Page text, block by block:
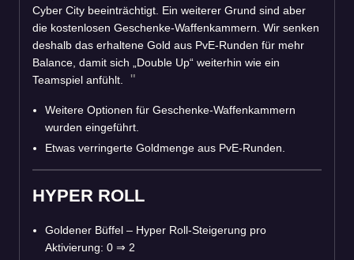
Cyber City beeinträchtigt. Ein weiterer Grund sind aber
die kostenlosen Geschenke-Waffenkammern. Wir senken
deshalb das erhaltene Gold aus PvE-Runden für mehr
Balance, damit sich „Double Up“ weiterhin wie ein
Teamspiel anfühlt.
Weitere Optionen für Geschenke-Waffenkammern
wurden eingeführt.
Etwas verringerte Goldmenge aus PvE-Runden.
HYPER ROLL
Goldener Büffel – Hyper Roll-Steigerung pro
Aktivierung: 0 ⇒ 2